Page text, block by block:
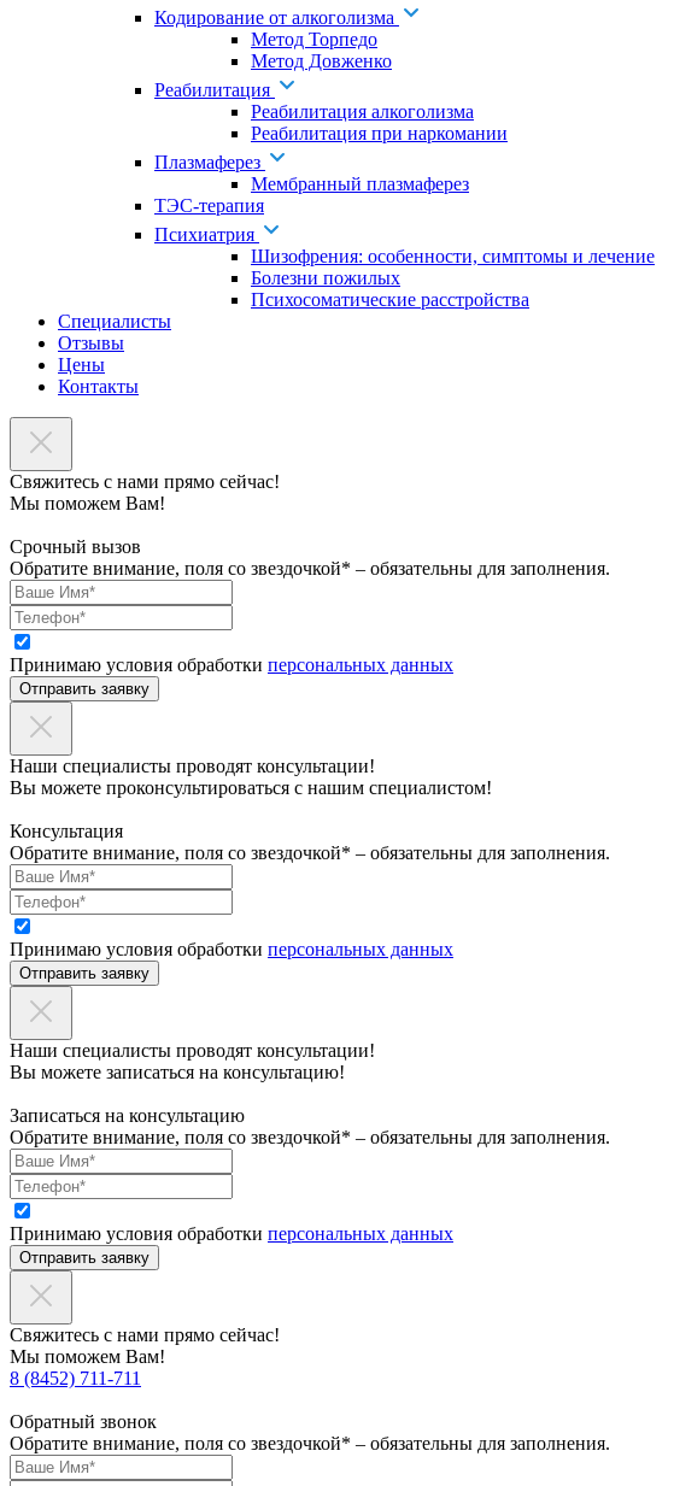
Кодирование от алкоголизма
Метод Торпедо
Метод Довженко
Реабилитация
Реабилитация алкоголизма
Реабилитация при наркомании
Плазмаферез
Мембранный плазмаферез
ТЭС-терапия
Психиатрия
Шизофрения: особенности, симптомы и лечение
Болезни пожилых
Психосоматические расстройства
Специалисты
Отзывы
Цены
Контакты
Свяжитесь с нами прямо сейчас!
Мы поможем Вам!
Срочный вызов
Обратите внимание, поля со звездочкой* – обязательны для заполнения.
Принимаю условия обработки персональных данных
Отправить заявку
Наши специалисты проводят консультации!
Вы можете проконсультироваться с нашим специалистом!
Консультация
Обратите внимание, поля со звездочкой* – обязательны для заполнения.
Принимаю условия обработки персональных данных
Отправить заявку
Наши специалисты проводят консультации!
Вы можете записаться на консультацию!
Записаться на консультацию
Обратите внимание, поля со звездочкой* – обязательны для заполнения.
Принимаю условия обработки персональных данных
Отправить заявку
Свяжитесь с нами прямо сейчас!
Мы поможем Вам!
8 (8452) 711-711
Обратный звонок
Обратите внимание, поля со звездочкой* – обязательны для заполнения.